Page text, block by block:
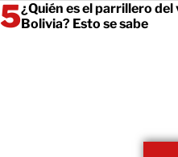
¿Quién es el parrillero
Bolivia? Esto se sabe